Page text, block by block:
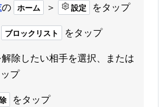
の ホーム ＞ 設定 をタップ
ブロックリスト
をタップ
除したい相手を選択、または
プ
をタップ